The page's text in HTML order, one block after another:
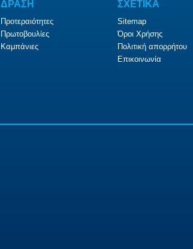
ΔΡΑΣΗ
Προτεραιότητες
Πρωτοβουλίες
Καμπάνιες
ΣΧΕΤΙΚΑ
Sitemap
Όροι Χρήσης
Πολιτική απορρήτου
Επικοινωνία